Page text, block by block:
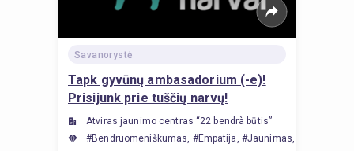
Savanorystė
Tapk gyvūnų ambasadorium (-e)!
Prisijunk prie tuščių narvų!
Atviras jaunimo centras “22 bendrà būtis”
#Bendruomeniškumas, #Empatija, #Jaunimas,